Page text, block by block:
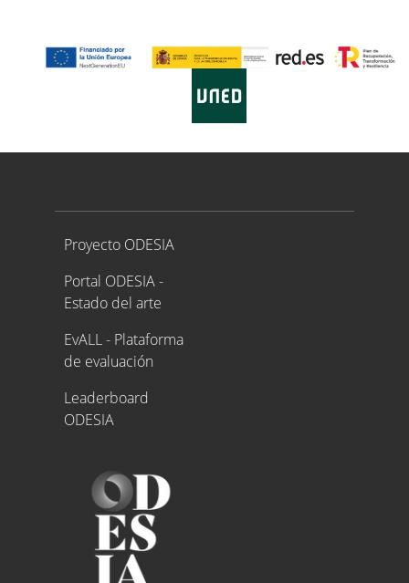
Proyecto ODESIA
Proyecto ODESIA
Portal ODESIA -
Estado del arte
EvALL - Plataforma
de evaluación
Leaderboard
ODESIA